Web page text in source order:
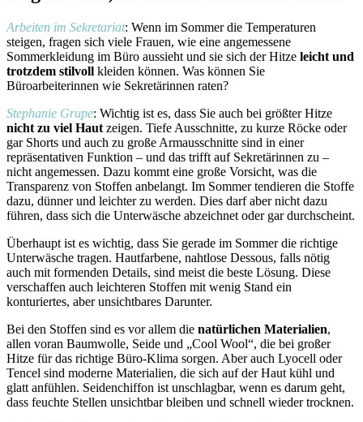
Arbeiten im Sekretariat: Wenn im Sommer die Temperaturen
steigen, fragen sich viele Frauen, wie eine angemessene
Sommerkleidung im Büro aussieht und sie sich der Hitze leicht und
trotzdem stilvoll kleiden können. Was können Sie
Büroarbeiterinnen wie Sekretärinnen raten?
Stephanie Grupe: Wichtig ist es, dass Sie auch bei größter Hitze
nicht zu viel Haut zeigen. Tiefe Ausschnitte, zu kurze Röcke oder
gar Shorts und auch zu große Armausschnitte sind in einer
repräsentativen Funktion – und das trifft auf Sekretärinnen zu –
nicht angemessen. Dazu kommt eine große Vorsicht, was die
Transparenz von Stoffen anbelangt. Im Sommer tendieren die Stoffe
dazu, dünner und leichter zu werden. Dies darf aber nicht dazu
führen, dass sich die Unterwäsche abzeichnet oder gar durchscheint.
Überhaupt ist es wichtig, dass Sie gerade im Sommer die richtige
Unterwäsche tragen. Hautfarbene, nahtlose Dessous, falls nötig
auch mit formenden Details, sind meist die beste Lösung. Diese
verschaffen auch leichteren Stoffen mit wenig Stand ein
konturiertes, aber unsichtbares Darunter.
Bei den Stoffen sind es vor allem die natürlichen Materialien,
allen voran Baumwolle, Seide und „Cool Wool“, die bei großer
Hitze für das richtige Büro-Klima sorgen. Aber auch Lyocell oder
Tencel sind moderne Materialien, die sich auf der Haut kühl und
glatt anfühlen. Seidenchiffon ist unschlagbar, wenn es darum geht,
dass feuchte Stellen unsichtbar bleiben und schnell wieder trocknen.